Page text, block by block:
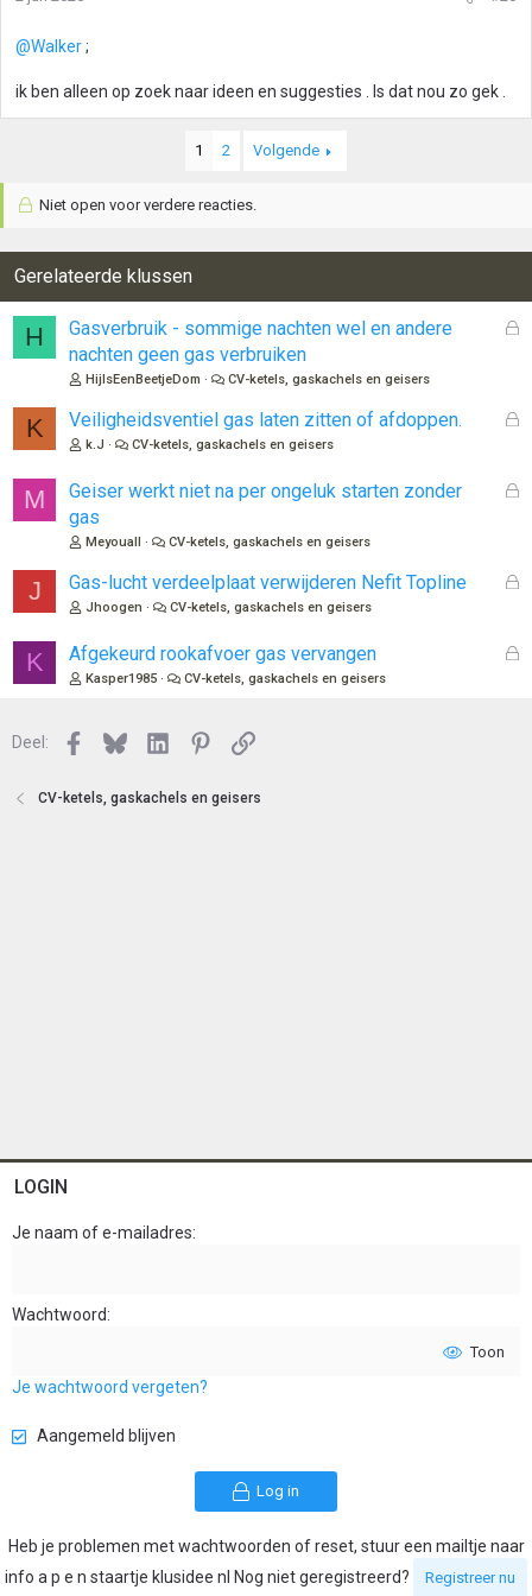
@Walker;
ik ben alleen op zoek naar ideen en suggesties . Is dat nou zo gek .
1 2 Volgende
Niet open voor verdere reacties.
Gerelateerde klussen
H
G
o
Gasverbruik - sommige nachten wel en andere
nachten geen gas verbruiken
HijIsEenBeetjeDom CV-ketels, gaskachels en geisers
K
G
l
Veiligheidsventiel gas laten zitten of afdoppen.
k.J CV-ketels, gaskachels en geisers
M
G
o
Geiser werkt niet na per ongeluk starten zonder
gas
Meyouall CV-ketels, gaskachels en geisers
J
G
l
Gas-lucht verdeelplaat verwijderen Nefit Topline
Jhoogen CV-ketels, gaskachels en geisers
K
G
Afgekeurd rookafvoer gas vervangen
Kasper1985 CV-ketels, gaskachels en geisers
Deel: Facebook
BlueskyLinkedInPinterest
Link
CV-ketels, gaskachels en geisers
LOGIN
Je naam of e-mailadres
Wachtwoord
Toon
Je wachtwoord vergeten?
Aangemeld blijven
Log in
Heb je problemen met wachtwoorden of reset, stuur een mailtje naar
info a p e n staartje klusidee nl Nog niet geregistreerd?
Registreer nu